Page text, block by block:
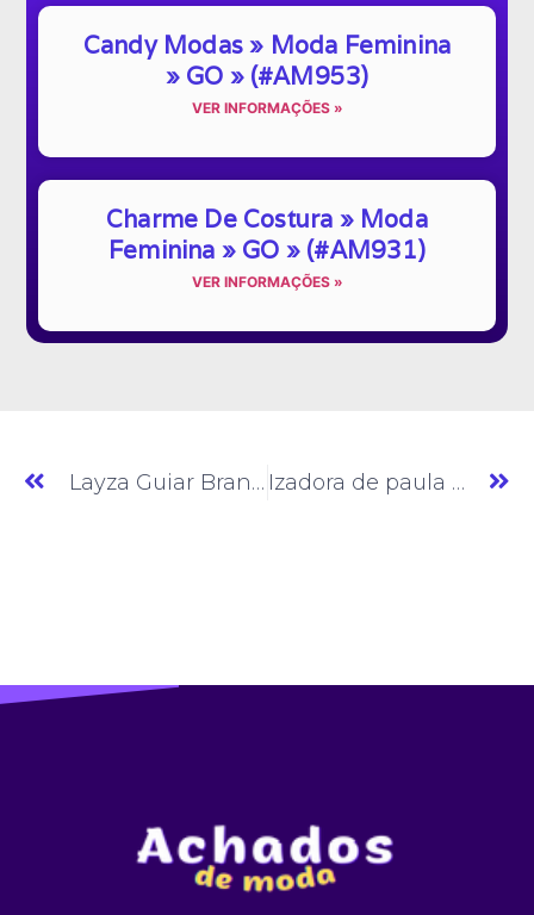
Candy Modas » Moda Feminina
» GO » (#AM953)
VER INFORMAÇÕES »
Charme De Costura » Moda
Feminina » GO » (#AM931)
VER INFORMAÇÕES »
Layza Guiar Brand » Moda Feminina » GO » (#AM026) Izadora de paula » Jeans » GO » (#AM028)